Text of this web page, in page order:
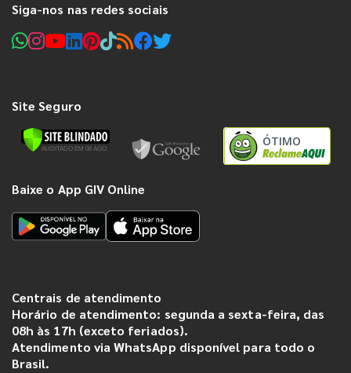
Siga-nos nas redes sociais
Site Seguro
ÓTIMO
Baixe o App GIV Online
Centrais de atendimento
Horário de atendimento: segunda a sexta-feira, das
08h às 17h (exceto feriados).
Atendimento via WhatsApp disponível para todo o
Brasil.